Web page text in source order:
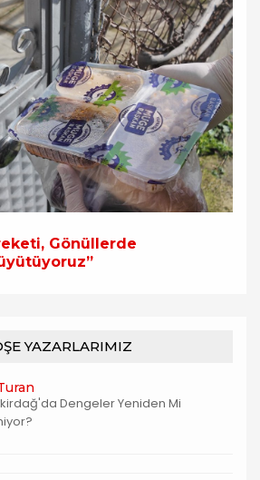
Gönüllerde
YAZARLARIMIZ
Dengeler Yeniden Mi